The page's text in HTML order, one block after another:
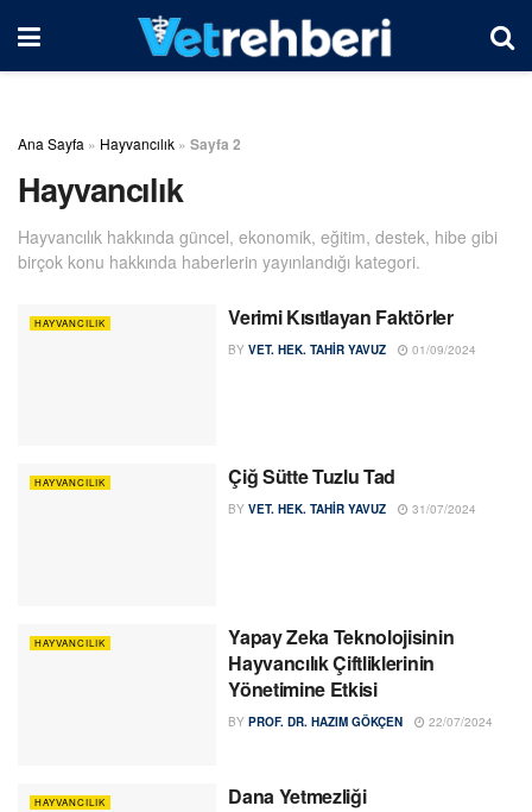
Ana Sayfa » Hayvancılık » Sayfa 2
Hayvancılık
Hayvancılık hakkında güncel, ekonomik, eğitim, destek, hibe gibi
birçok konu hakkında haberlerin yayınlandığı kategori.
HAYVANCILIK Verimi Kısıtlayan Faktörler
BY VET. HEK. TAHIR YAVUZ 01/09/2024
HAYVANCILIK Çiğ Sütte Tuzlu Tad
BY VET. HEK. TAHIR YAVUZ 31/07/2024
HAYVANCILIK
Yapay Zeka Teknolojisinin
Hayvancılık Çiftliklerinin
Yönetimine Etkisi
BY PROF. DR. HAZIM GÖKÇEN 22/07/2024
HAYVANCILIK Dana Yetmezliği